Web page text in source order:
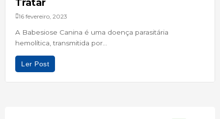
Tratar
16 fevereiro, 2023
A Babesiose Canina é uma doença parasitária
hemolítica, transmitida por...
Ler Post